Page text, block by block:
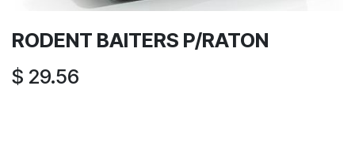
RODENT BAITERS P/RATON
$ 29.56